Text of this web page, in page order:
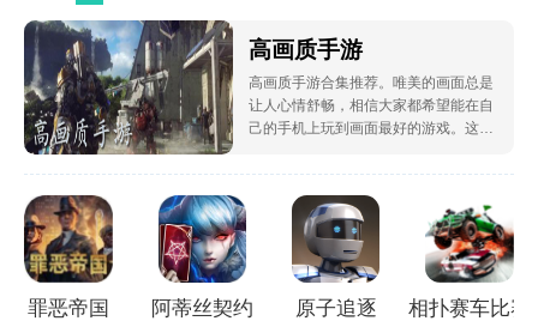
游 游大全
高画质手游
高画质手游合集推荐。唯美的画面总是
让人心情舒畅，相信大家都希望能在自
己的手机上玩到画面最好的游戏。这类
大家带来了高画质手游，感兴趣的朋友
赶紧看看吧。
罪恶帝国 阿蒂丝契约 原子追逐 相扑赛车比赛